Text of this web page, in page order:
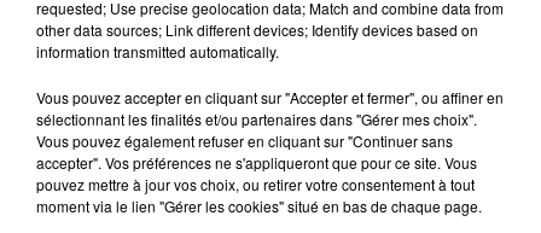
15h54
Tags antisémites à Strasbourg :
14h33
Au zoo de Mulhouse : rencontre
requested; Use precise geolocation data; Match and combine data from
other data sources; Link different devices; Identify devices based on
information transmitted automatically.
Vous pouvez accepter en cliquant sur "Accepter et fermer", ou affiner en
sélectionnant les finalités et/ou partenaires dans "Gérer mes choix".
Vous pouvez également refuser en cliquant sur "Continuer sans
accepter". Vos préférences ne s'appliqueront que pour ce site. Vous
pouvez mettre à jour vos choix, ou retirer votre consentement à tout
moment via le lien "Gérer les cookies" situé en bas de chaque page.